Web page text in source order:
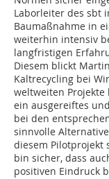
Laborleiter des sbt
Baumaßnahme in
weiterhin intensiv
langfristigen
Diesem blickt
Kaltrecycling bei
weltweiten Projekte
ein ausgereiftes
bei den
sinnvolle
diesem Pilotprojekt
bin sicher, dass
positiven Eindruck